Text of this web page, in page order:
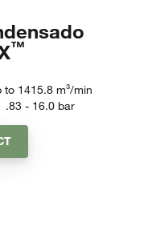
™
to 1415.8 m³/min
.83 - 16.0 bar